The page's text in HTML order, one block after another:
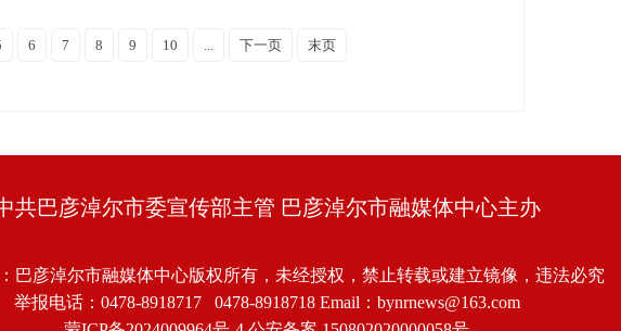
6 7 8 9 10 ... 下一页 末页
共巴彦淖尔市委宣传部主管 巴彦淖尔市融媒体中心主办
巴彦淖尔市融媒体中心版权所有，未经授权，禁止转载或建立镜像，违法必究
举报电话：0478-8918717 0478-8918718 Email：bynrnews@163.com